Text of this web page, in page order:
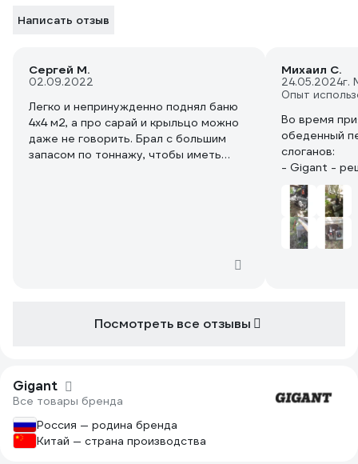
Написать отзыв
Сергей М.
02.09.2022
Легко и непринужденно поднял баню
4x4 м2, а про сарай и крыльцо можно
даже не говорить. Брал с большим
запасом по тоннажу, чтобы иметь
Михаил С.
24.05.2024г.
Опыт
Во время
обеденный
слоганов:
- Gigant -
работают.
- Лучше
домкрата
(была такая
Методом
ступенчатых
Посмотреть все отзывы
Gigant
Все товары бренда
Россия — родина бренда
Китай — страна производства